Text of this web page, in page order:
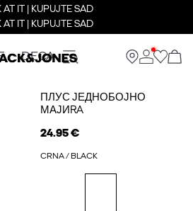
AT IT | KUPUJTE SAD
AT IT | KUPUJTE SAD
DECA
ПЛУС ЈЕДНОБОЈНО
МАЈИRA
24.95 €
CRNA / BLACK